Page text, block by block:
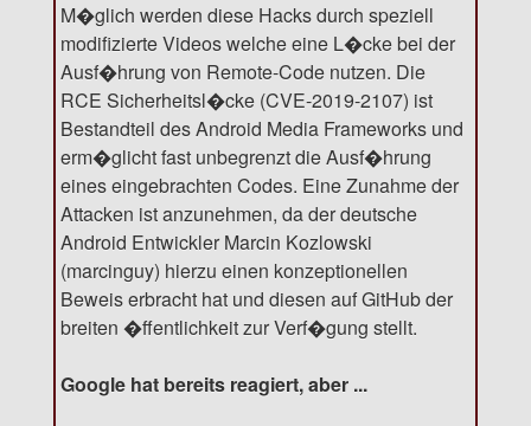
M�glich werden diese Hacks durch speziell
modifizierte Videos welche eine L�cke bei der
Ausf�hrung von Remote-Code nutzen. Die
RCE Sicherheitsl�cke (CVE-2019-2107) ist
Bestandteil des Android Media Frameworks und
erm�glicht fast unbegrenzt die Ausf�hrung
eines eingebrachten Codes. Eine Zunahme der
Attacken ist anzunehmen, da der deutsche
Android Entwickler Marcin Kozlowski
(marcinguy) hierzu einen konzeptionellen
Beweis erbracht hat und diesen auf GitHub der
breiten �ffentlichkeit zur Verf�gung stellt.
Google hat bereits reagiert, aber ...